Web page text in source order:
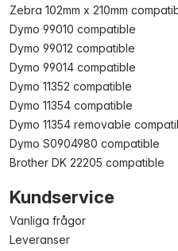
Zebra 102mm x 210mm
Dymo 99010 compatible
Dymo 99012 compatible
Dymo 99014 compatible
Dymo 11352 compatible
Dymo 11354 compatible
Dymo 11354 removable
Dymo S0904980 compatible
Brother DK 22205 compatible
Kundservice
Vanliga frågor
Leveranser